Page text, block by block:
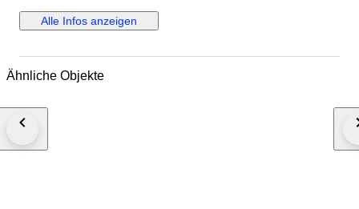
Alle Infos anzeigen
Ähnliche Objekte